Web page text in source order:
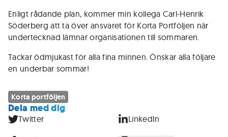
Enligt rådande plan, kommer min kollega Carl-Henrik
Söderberg att ta över ansvaret för Korta Portföljen när
undertecknad lämnar organisationen till sommaren.
Tackar ödmjukast för alla fina minnen. Önskar alla följare
en underbar sommar!
Korta portföljen
Dela med dig
Twitter LinkedIn